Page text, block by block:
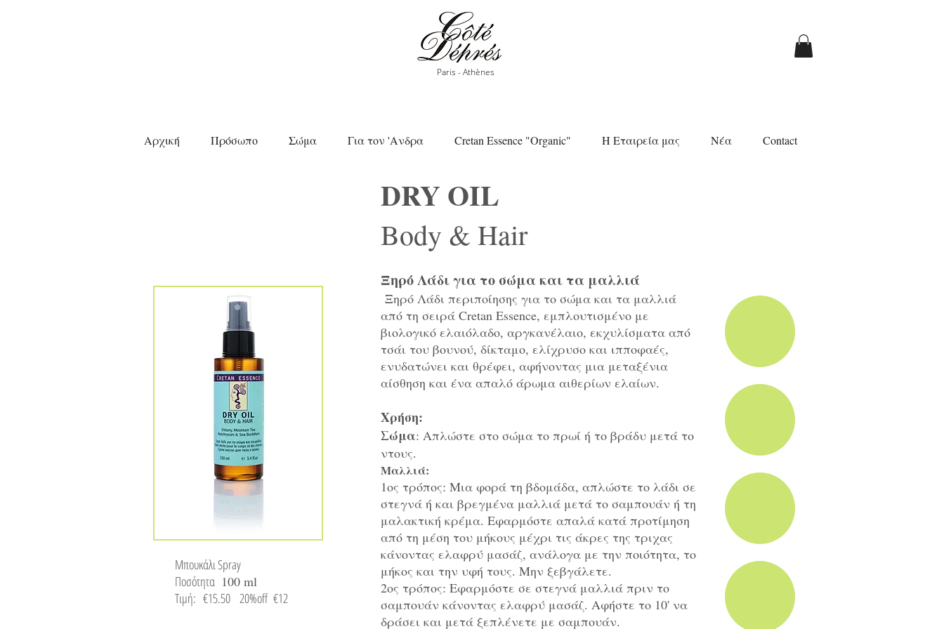
Paris - Athènes
Αρχική Πρόσωπο Σώμα Για τον 'Ανδρα Cretan Essence "Organic" Η Εταιρεία μας Νέα Contact
DRY OIL
Body & Hair
Μπουκάλι Spray
Ποσότητα 100 ml
Τιμή: €15.50 20%off €12
Ξηρό Λάδι για το σώμα και τα μαλλιά
Ξηρό Λάδι περιποίησης για το σώμα και τα μαλλιά
από τη σειρά Cretan Essence, εμπλουτισμένο με
βιολογικό ελαιόλαδο, αργκανέλαιο, εκχυλίσματα από
τσάι του βουνού, δίκταμο, ελίχρυσο και ιπποφαές,
ενυδατώνει και θρέφει, αφήνοντας μια μεταξένια
αίσθηση και ένα απαλό άρωμα αιθερίων ελαίων.
Χρήση:
Σώμα: Απλώστε στο σώμα το πρωί ή το βράδυ μετά το
ντους.
Μαλλιά:
1ος τρόπος: Μια φορά τη βδομάδα, απλώστε το λάδι σε
στεγνά ή και βρεγμένα μαλλιά μετά το σαμπουάν ή τη
μαλακτική κρέμα. Εφαρμόστε απαλά κατά προτίμηση
από τη μέση του μήκους μέχρι τις άκρες της τριχας
κάνοντας ελαφρύ μασάζ, ανάλογα με την ποιότητα, το
μήκος και την υφή τους. Μην ξεβγάλετε.
2ος τρόπος: Eφαρμόστε σε στεγνά μαλλιά πριν το
σαμπουάν κάνοντας ελαφρύ μασάζ. Αφήστε το 10' να
δράσει και μετά ξεπλένετε με σαμπουάν.